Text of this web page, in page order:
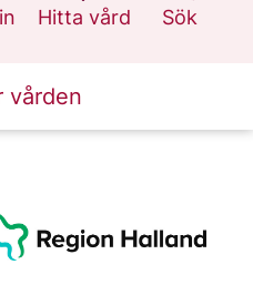
Hitta vård
Sök
vården